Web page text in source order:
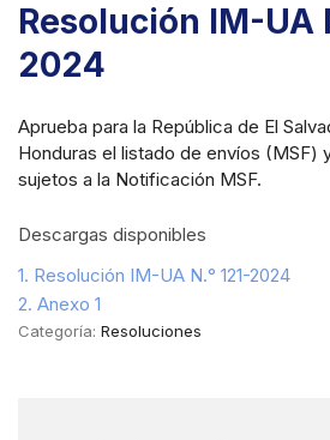
Resolución IM-UA
2024
Aprueba para la República de El
Honduras el listado de envíos (MSF)
sujetos a la Notificación MSF.
Descargas disponibles
1. Resolución IM-UA N.° 121-2024
2. Anexo 1
Categoría: Resoluciones